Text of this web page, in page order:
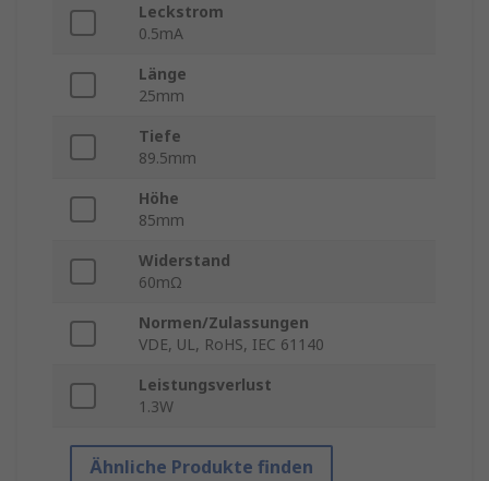
Leckstrom
0.5mA
Länge
25mm
Tiefe
89.5mm
Höhe
85mm
Widerstand
60mΩ
Normen/Zulassungen
VDE, UL, RoHS, IEC 61140
Leistungsverlust
1.3W
Ähnliche Produkte finden